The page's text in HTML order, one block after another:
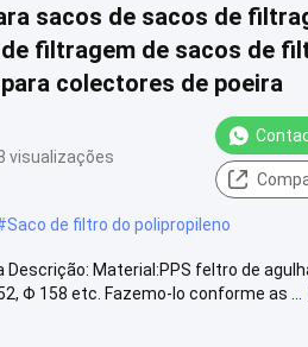
sacos de sacos de
filtragem de sacos de
colectores de poeira
visualizações
Saco de filtro do polipropileno
Material:PPS feltro de
Φ 158 etc. Fazemo-lo conforme as ...